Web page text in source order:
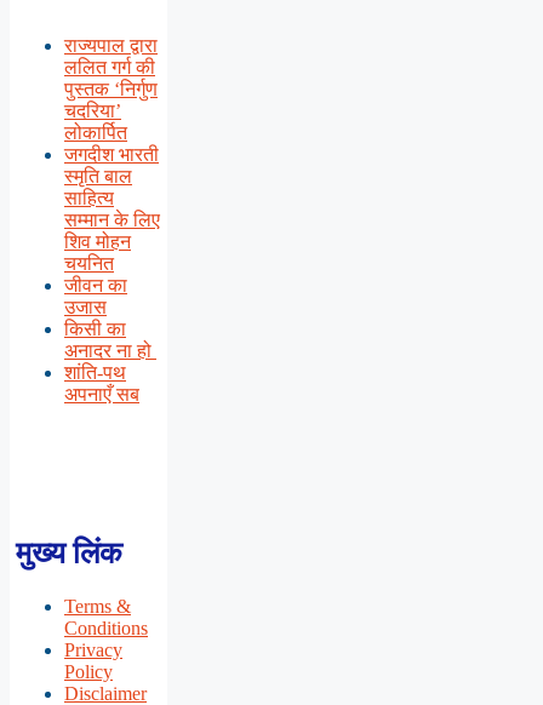
राज्यपाल द्वारा
ललित गर्ग की
पुस्तक ‘निर्गुण
चदरिया’
लोकार्पित
जगदीश भारती
स्मृति बाल
साहित्य
सम्मान के लिए
शिव मोहन
चयनित
जीवन का
उजास
किसी का
अनादर ना हो
शांति-पथ
अपनाएँ सब
मुख्य लिंक
Terms &
Conditions
Privacy
Policy
Disclaimer